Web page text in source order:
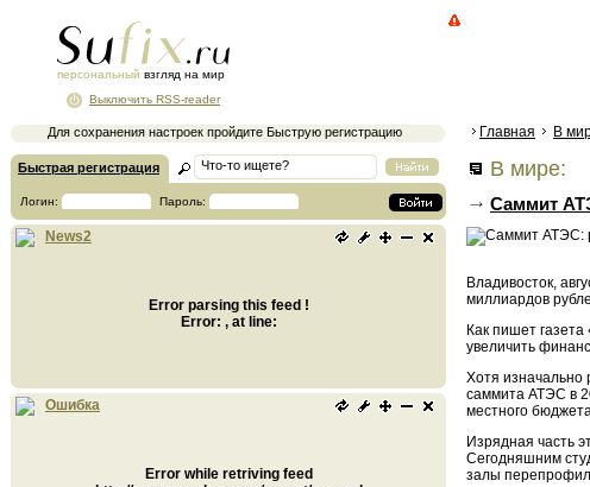
персональный взгляд на мир
Для сохранения настроек пройдите Быструю регистрацию
Выключить RSS-reader
Быстрая регистрация
Логин: Пароль:
News2
Error parsing this feed !
Error: , at line:
Ошибка
Error while retriving feed
Главная В
В мире:
Саммит
Владивосток,
миллиардов
Как пишет
увеличить
Хотя изначально
саммита АТЭС в
местного
Изрядная часть
Сегодняшним
залы